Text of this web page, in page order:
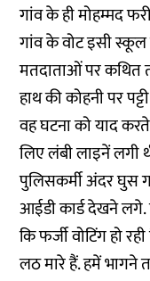
गांव के ही मोहम्मद
गांव के वोट इसी
मतदाताओं पर कथित
हाथ की कोहनी पर
वह घटना को याद
लिए लंबी लाइनें लगी
पुलिसकर्मी अंदर घुस
आईडी कार्ड देखने
कि फर्जी वोटिंग हो
लठ मारे हैं. हमें भागने